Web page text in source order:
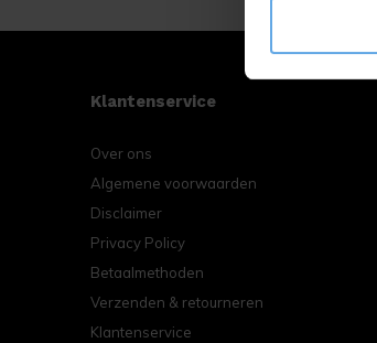
Klantenservice
Over ons
Algemene voorwaarden
Disclaimer
Privacy Policy
Betaalmethoden
Verzenden & retourneren
Klantenservice